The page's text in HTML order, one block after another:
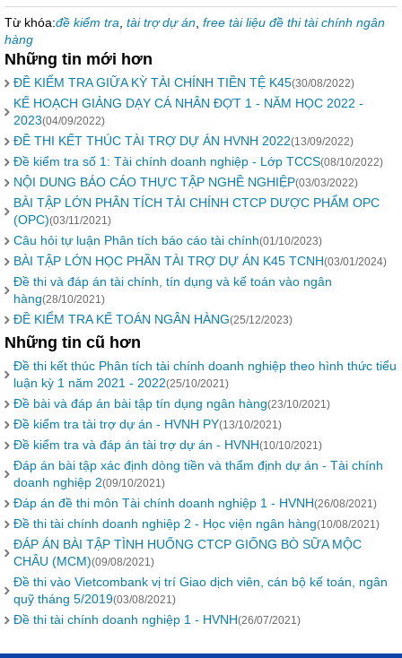
Từ khóa:đề kiểm tra tài trợ dự án free tài liệu đề thi tài chính ngân
hàng
Những tin mới hơn
ĐỀ KIỂM TRA GIỮA KỲ TÀI CHÍNH TIỀN TỆ K45(30/08/2022)
KẾ HOẠCH GIẢNG DẠY CÁ NHÂN ĐỢT 1 - NĂM HỌC 2022 -
2023(04/09/2022)
ĐỀ THI KẾT THÚC TÀI TRỢ DỰ ÁN HVNH 2022(13/09/2022)
Đề kiểm tra số 1: Tài chính doanh nghiệp - Lớp TCCS(08/10/2022)
NỘI DUNG BÁO CÁO THỰC TẬP NGHỀ NGHIỆP(03/03/2022)
BÀI TẬP LỚN PHÂN TÍCH TÀI CHÍNH CTCP DƯỢC PHẨM OPC
(OPC)(03/11/2021)
Câu hỏi tự luận Phân tích báo cáo tài chính(01/10/2023)
BÀI TẬP LỚN HỌC PHẦN TÀI TRỢ DỰ ÁN K45 TCNH(03/01/2024)
Đề thi và đáp án tài chính, tín dụng và kế toán vào ngân
hàng(28/10/2021)
ĐỀ KIỂM TRA KẾ TOÁN NGÂN HÀNG(25/12/2023)
Những tin cũ hơn
Đề thi kết thúc Phân tích tài chính doanh nghiệp theo hình thức tiểu
luận kỳ 1 năm 2021 - 2022(25/10/2021)
Đề bài và đáp án bài tập tín dụng ngân hàng(23/10/2021)
Đề kiểm tra tài trợ dự án - HVNH PY(13/10/2021)
Đề kiểm tra và đáp án tài trợ dự án - HVNH(10/10/2021)
Đáp án bài tập xác định dòng tiền và thẩm định dự án - Tài chính
doanh nghiệp 2(09/10/2021)
Đáp án đề thi môn Tài chính doanh nghiệp 1 - HVNH(26/08/2021)
Đề thi tài chính doanh nghiệp 2 - Học viện ngân hàng(10/08/2021)
ĐÁP ÁN BÀI TẬP TÌNH HUỐNG CTCP GIỐNG BÒ SỮA MỘC
CHÂU (MCM)(09/08/2021)
Đề thi vào Vietcombank vị trí Giao dịch viên, cán bộ kế toán, ngân
quỹ tháng 5/2019(03/08/2021)
Đề thi tài chính doanh nghiệp 1 - HVNH(26/07/2021)